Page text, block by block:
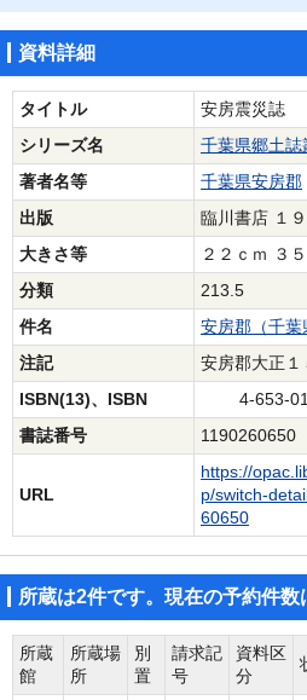
資料詳細
タイトル
安房震災誌
シリーズ名
千葉県郷土誌
著者名等
千葉県安房郡
出版
臨川書店 １
大きさ等
２２ｃｍ ３
分類
213.5
件名
安房郡（千葉
注記
安房郡大正１
ISBN(13)、ISBN
4-653-
書誌番号
1190260650
URL
https://
p/switch-
60650
所蔵は2件です。現在の予約件数
所蔵
館
所蔵場
所
別
置
請求記
号
資料区
分